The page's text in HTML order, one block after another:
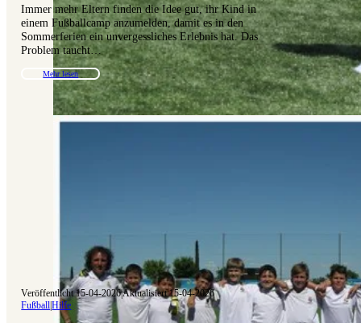
Immer mehr Eltern finden die Idee gut, ihr Kind in
einem Fußballcamp anzumelden, damit es in den
Sommerferien ein unvergessliches Erlebnis hat. Das
Problem taucht…
Mehr lesen
Veröffentlicht 15-04-2026|Aktualisiert 15-04-2026
Fußball|Hilfe